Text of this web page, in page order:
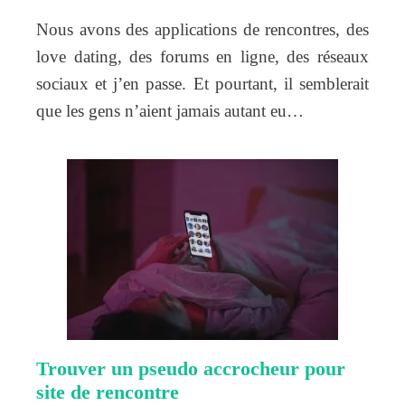
Nous avons des applications de rencontres, des
love dating, des forums en ligne, des réseaux
sociaux et j’en passe. Et pourtant, il semblerait
que les gens n’aient jamais autant eu…
Trouver un pseudo accrocheur pour
site de rencontre